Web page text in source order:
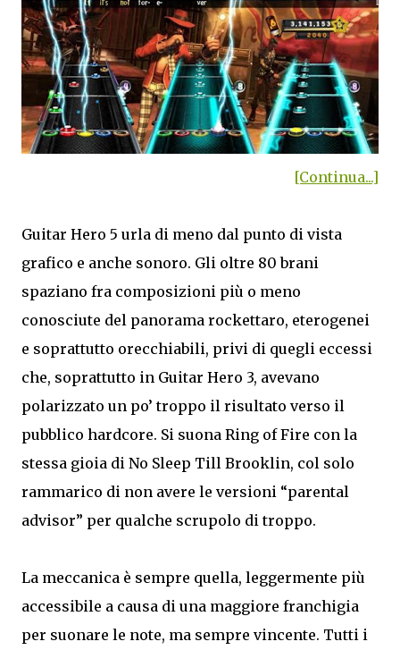
[Continua...]
Guitar Hero 5 urla di meno dal punto di vista
grafico e anche sonoro. Gli oltre 80 brani
spaziano fra composizioni più o meno
conosciute del panorama rockettaro, eterogenei
e soprattutto orecchiabili, privi di quegli eccessi
che, soprattutto in Guitar Hero 3, avevano
polarizzato un po’ troppo il risultato verso il
pubblico hardcore. Si suona Ring of Fire con la
stessa gioia di No Sleep Till Brooklin, col solo
rammarico di non avere le versioni “parental
advisor” per qualche scrupolo di troppo.
La meccanica è sempre quella, leggermente più
accessibile a causa di una maggiore franchigia
per suonare le note, ma sempre vincente. Tutti i